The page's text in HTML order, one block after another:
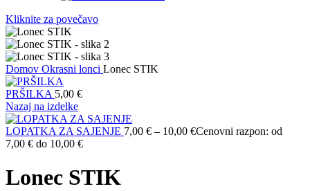
Kliknite za povečavo
Domov Okrasni lonci Lonec STIK
PRŠILKA 5,00 €
Nazaj na izdelke
LOPATKA ZA SAJENJE 7,00 € – 10,00 €Cenovni razpon: od
7,00 € do 10,00 €
Lonec STIK